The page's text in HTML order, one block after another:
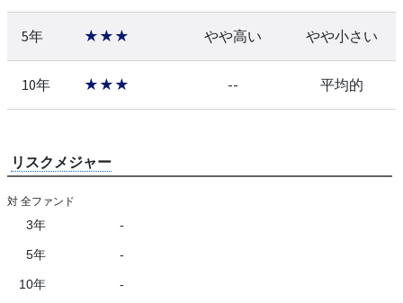
5年 ★★★ やや高い やや小さい
10年 ★★★ -- 平均的
リスクメジャー
対 全ファンド
3年 -
5年 -
10年 -